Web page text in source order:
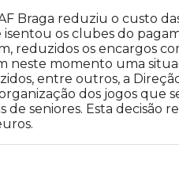
Braga reduziu o custo
isentou os clubes do
reduzidos os encargos
neste momento uma
entre outros, a
dos jogos que
seniores. Esta decisão